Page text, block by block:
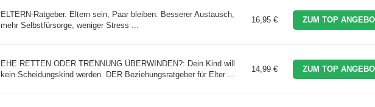
ELTERN-Ratgeber. Eltern sein, Paar bleiben: Besserer Austausch,
mehr Selbstfürsorge, weniger Stress ...
16,95 € ZUM TOP
EHE RETTEN ODER TRENNUNG ÜBERWINDEN?: Dein Kind will
kein Scheidungskind werden. DER Beziehungsratgeber für Elter ...
14,99 € ZUM TOP